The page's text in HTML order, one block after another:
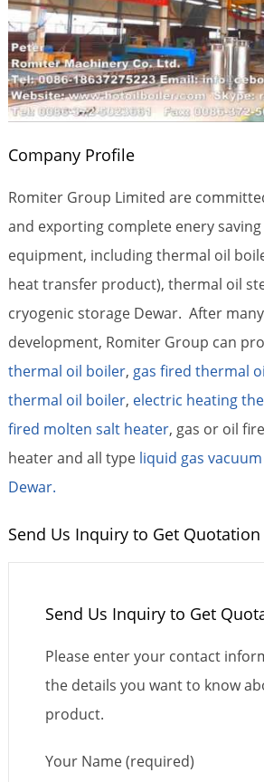
Company Profile
Romiter Group Limited are
and exporting complete enery
equipment, including thermal oil
heat transfer product), thermal oil
cryogenic storage Dewar. After
development, Romiter Group can
thermal oil boiler, gas fired thermal
thermal oil boiler, electric heating
fired molten salt heater, gas or oil
heater and all type liquid gas
Dewar.
Send Us Inquiry to Get Quotation
Send Us Inquiry to Get
Please enter your contact
the details you want to know
product.
Your Name (required)